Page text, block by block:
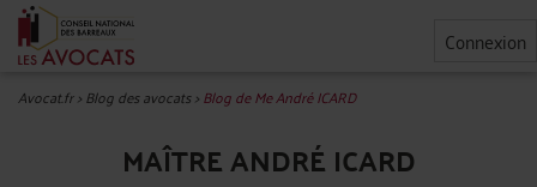
Connexion
Avocat.fr>Blog des avocats>Blog de Me André ICARD
MAÎTRE ANDRÉ ICARD